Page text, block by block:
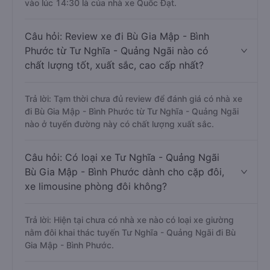
vào lúc 14:30 là của nhà xe Quốc Đạt.
Câu hỏi: Review xe đi Bù Gia Mập - Bình
Phước từ Tư Nghĩa - Quảng Ngãi nào có
chất lượng tốt, xuất sắc, cao cấp nhất?
Trả lời: Tạm thời chưa đủ review để đánh giá có nhà xe
đi Bù Gia Mập - Bình Phước từ Tư Nghĩa - Quảng Ngãi
nào ở tuyến đường này có chất lượng xuất sắc.
Câu hỏi: Có loại xe Tư Nghĩa - Quảng Ngãi
Bù Gia Mập - Bình Phước dành cho cặp đôi,
xe limousine phòng đôi không?
Trả lời: Hiện tại chưa có nhà xe nào có loại xe giường
nằm đôi khai thác tuyến Tư Nghĩa - Quảng Ngãi đi Bù
Gia Mập - Bình Phước.